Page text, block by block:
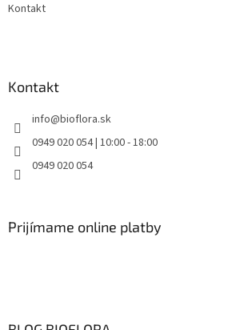
Kontakt
Kontakt
info@bioflora.sk
0949 020 054 | 10:00 - 18:00
0949 020 054
Prijímame online platby